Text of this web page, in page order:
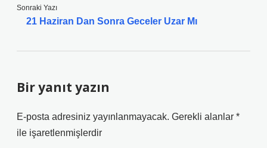
Sonraki Yazı
21 Haziran Dan Sonra Geceler Uzar Mı
Bir yanıt yazın
E-posta adresiniz yayınlanmayacak. Gerekli alanlar *
ile işaretlenmişlerdir